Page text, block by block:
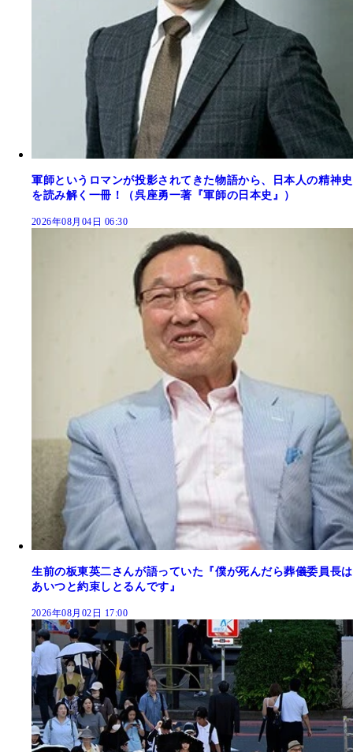
軍師というロマンが投影されてきた物語から、日本人の精神史
を読み解く一冊！（呉座勇一著『軍師の日本史』）
2026年08月04日 06:30
生前の板東英二さんが語っていた『僕が死んだら葬儀委員長は
あいつと約束しとるんです』
2026年08月02日 17:00